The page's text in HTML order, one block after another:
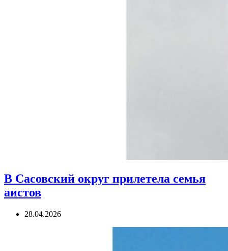
В Сасовский округ прилетела семья
аистов
28.04.2026